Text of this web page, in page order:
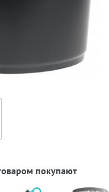
покупают